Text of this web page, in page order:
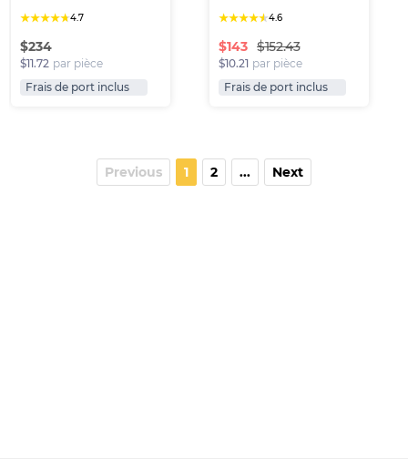
★★★★★4.7
$234
$11.72 par pièce
Frais de port inclus
★★★★★4.6
$143 $152.43
$10.21 par pièce
Frais de port inclus
Previous 1 2 ... Next